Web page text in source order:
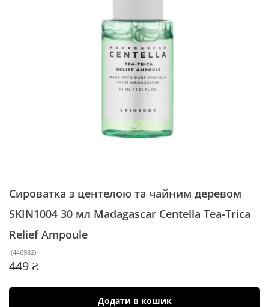
Сироватка з центелою та чайним деревом
SKIN1004 30 мл Madagascar Centella Tea-Trica
Relief Ampoule
(446982)
449 ₴
Додати в кошик